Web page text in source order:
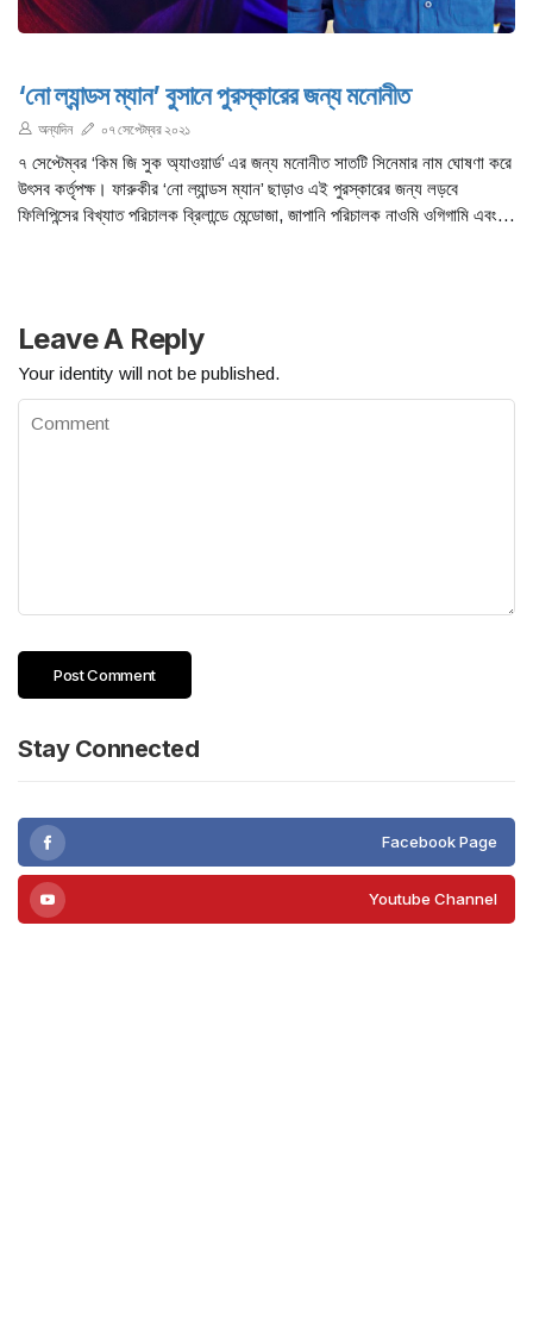
‘নো ল্যান্ডস ম্যান’ বুসানে পুরস্কারের জন্য মনোনীত
অন্যদিন ০৭ সেপ্টেম্বর ২০২১
৭ সেপ্টেম্বর ‘কিম জি সুক অ্যাওয়ার্ড’ এর জন্য মনোনীত সাতটি সিনেমার নাম ঘোষণা করে
উৎসব কর্তৃপক্ষ। ফারুকীর ‘নো ল্যান্ডস ম্যান’ ছাড়াও এই পুরস্কারের জন্য লড়বে
ফিলিপিন্সের বিখ্যাত পরিচালক ব্রিলান্ডে মেন্ডোজা, জাপানি পরিচালক নাওমি ওগিগামি এবং
Leave A Reply
Your identity will not be published.
Stay Connected
Facebook Page
Youtube Channel